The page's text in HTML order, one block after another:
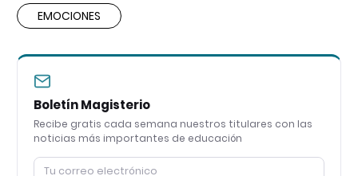
EMOCIONES
Boletín Magisterio
Recibe gratis cada semana nuestros titulares con las
noticias más importantes de educación